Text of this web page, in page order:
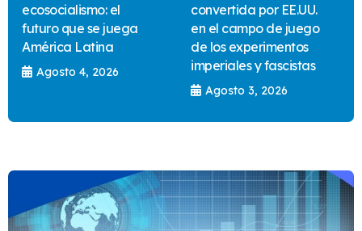
ecosocialismo: el
futuro que se juega
América Latina
Agosto 4, 2026
convertida por EE.UU.
en el campo de juego
de los experimentos
imperiales y fascistas
Agosto 3, 2026